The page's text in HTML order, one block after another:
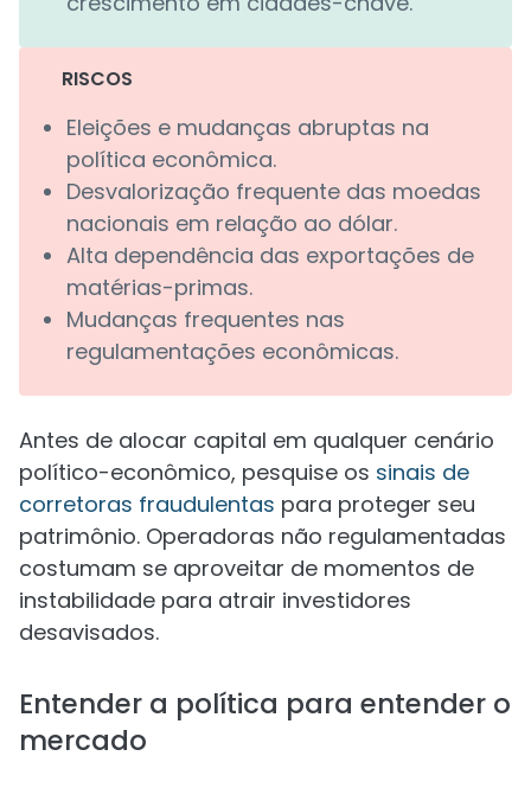
RISCOS
Eleições e mudanças abruptas na
política econômica.
Desvalorização frequente das moedas
nacionais em relação ao dólar.
Alta dependência das exportações de
matérias-primas.
Mudanças frequentes nas
regulamentações econômicas.
Antes de alocar capital em qualquer cenário
político-econômico, pesquise os sinais de
corretoras fraudulentas para proteger seu
patrimônio. Operadoras não regulamentadas
costumam se aproveitar de momentos de
instabilidade para atrair investidores
desavisados.
Entender a política para entender o
mercado